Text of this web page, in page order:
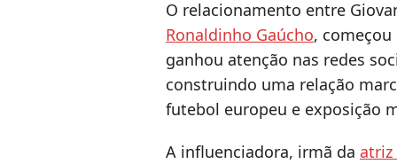
O relacionamento entre
Ronaldinho Gaúcho,
ganhou atenção nas redes
construindo uma relação
futebol europeu e exposição
A influenciadora, irmã da atriz